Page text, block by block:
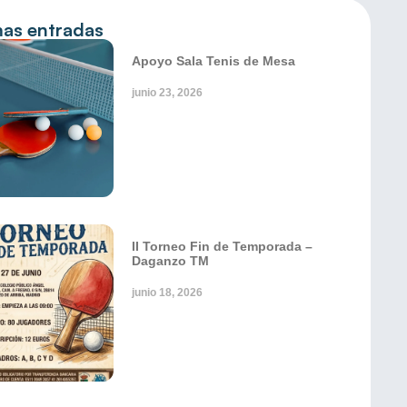
entradas
Apoyo Sala Tenis de Mesa
junio 23, 2026
II Torneo Fin de Temporada –
Daganzo TM
junio 18, 2026